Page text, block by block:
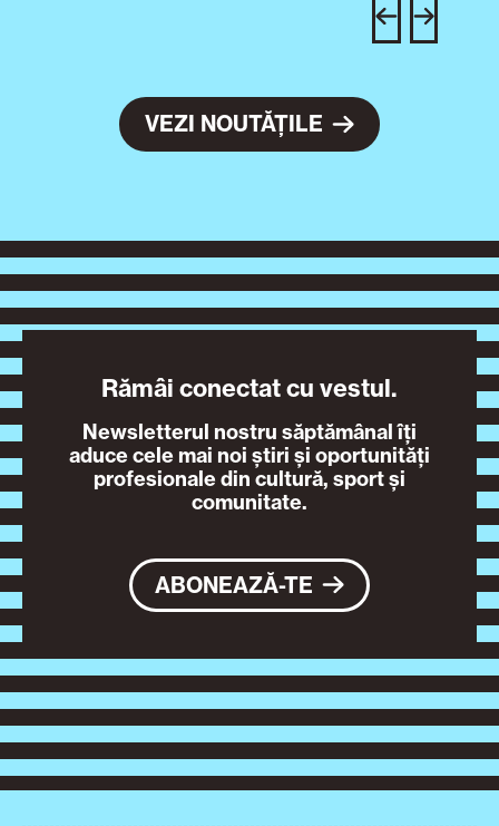
VEZI NOUTĂȚILE
Rămâi conectat cu vestul.
Newsletterul nostru săptămânal îți
aduce cele mai noi știri și oportunități
profesionale din cultură, sport și
comunitate.
ABONEAZĂ-TE